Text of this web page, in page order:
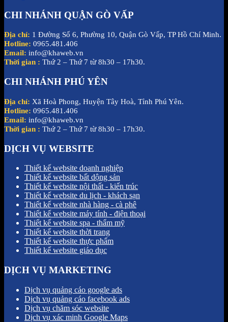
CHI NHÁNH QUẬN GÒ VẤP
Địa chỉ: 1 Đường Số 6, Phường 10, Quận Gò Vấp, TP Hồ Chí Minh.
Hotline: 0965.481.406
Email: info@khaweb.vn
Thời gian : Thứ 2 – Thứ 7 từ 8h30 – 17h30.
CHI NHÁNH PHÚ YÊN
Địa chỉ: Xã Hoà Phong, Huyện Tây Hoà, Tỉnh Phú Yên.
Hotline: 0965.481.406
Email: info@khaweb.vn
Thời gian : Thứ 2 – Thứ 7 từ 8h30 – 17h30.
DỊCH VỤ WEBSITE
Thiết kế website doanh nghiệp
Thiết kế website bất dộng sản
Thiết kế website nội thất - kiến trúc
Thiết kế website du lịch - khách sạn
Thiết kế website nhà hàng - cà phê
Thiết kế website máy tính - điện thoại
Thiết kế website spa - thẩm mỹ
Thiết kế website thời trang
Thiết kế website thực phẩm
Thiết kế website giáo dục
DỊCH VỤ MARKETING
Dịch vụ quảng cáo google ads
Dịch vụ quảng cáo facebook ads
Dịch vụ chăm sóc website
Dịch vụ xác minh Google Maps